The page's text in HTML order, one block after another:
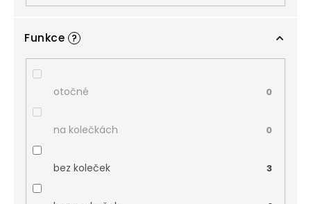
Funkce ?
otočné 0
na kolečkách 0
bez koleček 3